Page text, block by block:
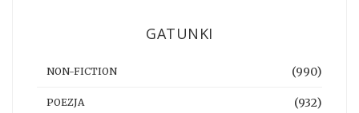
GATUNKI
NON-FICTION (990)
POEZJA (932)